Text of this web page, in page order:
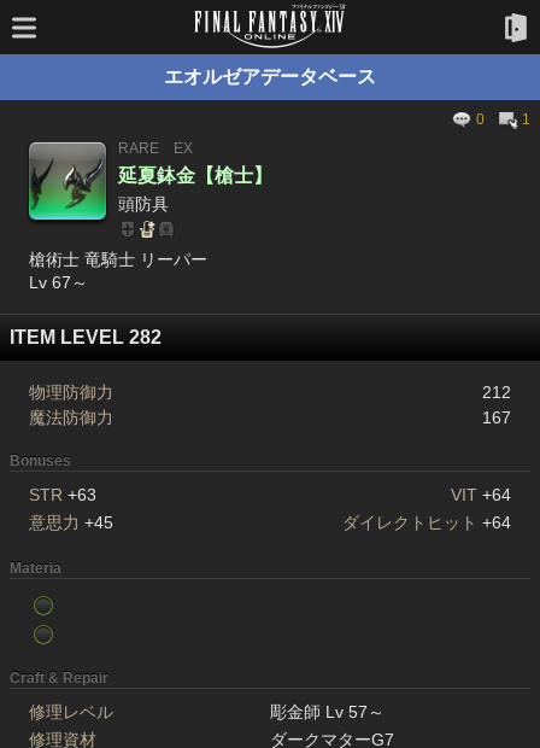
エオルゼアデータベース
0
1
RARE
EX
延夏鉢金【槍士】
頭防具
槍術士 竜騎士 リーパー
Lv 67～
ITEM LEVEL 282
物理防御力
212
魔法防御力
167
Bonuses
STR +63 VIT +64
意思力 +45 ダイレクトヒット +64
Materia
Craft & Repair
修理レベル
彫金師 Lv 57～
修理資材
ダークマターG7